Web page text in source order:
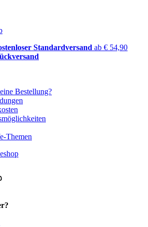
Standardversand ab € 54,90
Bestellung?
Themen